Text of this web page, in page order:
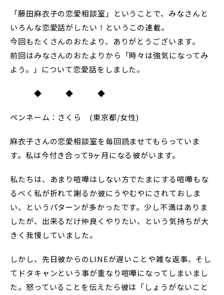
「藤田麻衣子の恋愛相談室」ということで、みなさんと
いろんな恋愛話がしたい！というこの連載。
今回もたくさんのおたより、ありがとうございます。
前回はみなさんのおたよりから「時々は強気になってみ
よう。」について恋愛話をしました。
◆ ◆ ◆
ペンネーム：さくら (東京都/女性)
麻衣子さんの恋愛相談室を毎回読ませてもらっていま
す。私は今付き合って9ヶ月になる彼がいます。
私たちは、あまり喧嘩はしない方でたまにする喧嘩もな
るべく私が折れて謝るか彼にうやむやにされておしま
い、というパターンが多かったです。少し不満はありま
したが、出来るだけ仲良くやりたい、という気持ちが大
きく我慢していました。
しかし、先日彼からのLINEが遅いことや雑な返事、そし
てドタキャンという事が重なり喧嘩になってしまいまし
た。怒っていることを伝えたら彼は「しょうがないこと